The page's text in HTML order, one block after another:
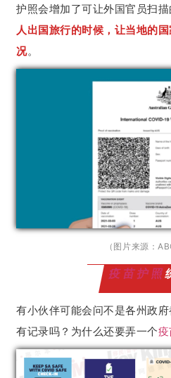
护照会增加了可让外国官员扫
人出国旅行的时候，让当地的
况。
（图片来源：
疫苗护照
有小伙伴可能会问不是各州政
有记录吗？为什么还要弄一个